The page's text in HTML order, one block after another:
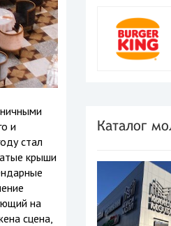
и
стал
крыши
на
сцена,
Каталог